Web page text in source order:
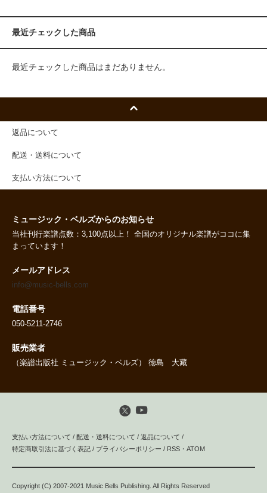
最近チェックした商品
最近チェックした商品はまだありません。
返品について
配送・送料について
支払い方法について
ミュージック・ベルズからのお知らせ
当社刊行楽譜点数：3,100点以上！ 全国のオリジナル楽譜がココに集
まっています！
メールアドレス
info@music-bells.com
電話番号
050-5211-2746
販売業者
（楽譜出版社 ミュージック・ベルズ） 徳島 大藏
支払い方法について / 配送・送料について / 返品について /
特定商取引法に基づく表記 / プライバシーポリシー / RSS ・ ATOM
Copyright (C) 2007-2021 Music Bells Publishing. All Rights Reserved